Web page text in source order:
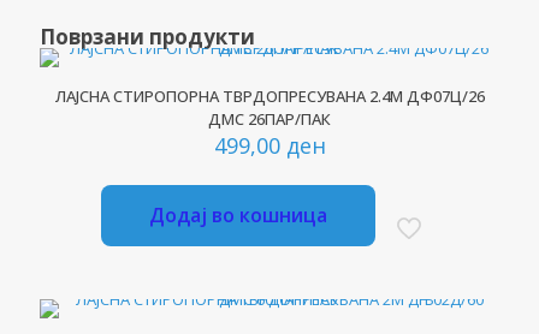
Поврзани продукти
ЛАЈСНА СТИРОПОРНА ТВРДОПРЕСУВАНА 2.4М ДФ07Ц/26
ДМС 26ПАР/ПАК
499,00 ден
Додај во кошница